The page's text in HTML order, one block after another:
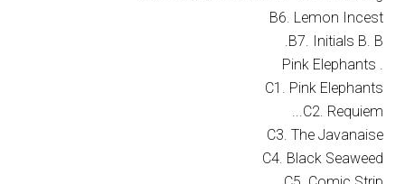
B6. Lemon Incest
B7. Initials B. B.
. Pink Elephants
C1. Pink Elephants
C2. Requiem...
C3. The Javanaise
C4. Black Seaweed